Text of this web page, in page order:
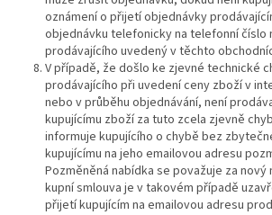
oznámení o přijetí objednávky
objednávku telefonicky na telefonní číslo
prodávajícího uvedený v těchto
V případě, že došlo ke zjevné technické
prodávajícího při uvedení ceny zboží v
nebo v průběhu objednávání, není
kupujícímu zboží za tuto zcela zjevně
informuje kupujícího o chybě bez
kupujícímu na jeho emailovou adresu
Pozměněná nabídka se považuje za nový
kupní smlouva je v takovém případě
přijetí kupujícím na emailovou adresu